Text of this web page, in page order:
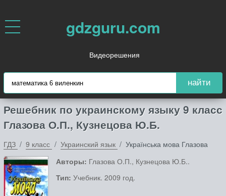
gdzguru.com
Видеорешения
найти
Решебник по украинскому языку 9 класс
Глазова О.П., Кузнецова Ю.Б.
ГДЗ 9 класс Украинский язык
Українська мова Глазова
Авторы: Глазова О.П., Кузнецова Ю.Б..
Тип: Учебник. 2009 год.